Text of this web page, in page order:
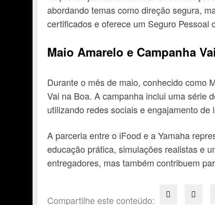
abordando temas como direção segura,
certificados e oferece um Seguro
Maio Amarelo e Campanha
Durante o mês de maio, conhecido como
Vai na Boa. A campanha inclui uma série
utilizando redes sociais e engajamento
A parceria entre o iFood e a Yamaha
educação prática, simulações realistas e
entregadores, mas também contribuem
Compartilhe este conteúdo: